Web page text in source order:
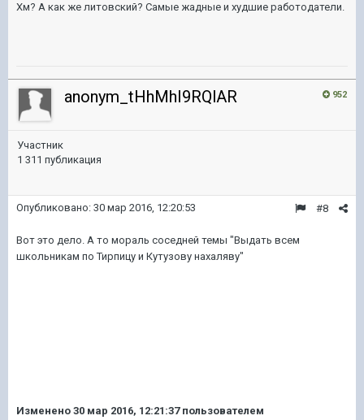
Хм? А как же литовский? Самые жадные и худшие работодатели.
952
anonym_tHhMhI9RQlAR
Участник
1 311 публикация
#8
Опубликовано: 30 мар 2016, 12:20:53
Вот это дело. А то мораль соседней темы "Выдать всем
школьникам по Тирпицу и Кутузову нахаляву"
Изменено 30 мар 2016, 12:21:37пользователем